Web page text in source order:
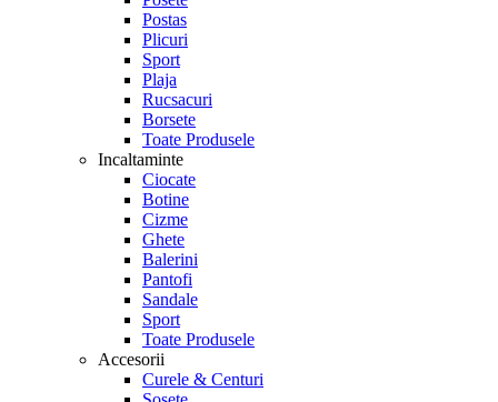
Postas
Plicuri
Sport
Plaja
Rucsacuri
Borsete
Toate Produsele
Incaltaminte
Ciocate
Botine
Cizme
Ghete
Balerini
Pantofi
Sandale
Sport
Toate Produsele
Accesorii
Curele & Centuri